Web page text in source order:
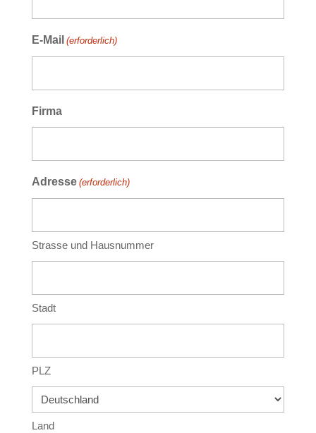
E-Mail (erforderlich)
Firma
Adresse (erforderlich)
Strasse und Hausnummer
Stadt
PLZ
Land